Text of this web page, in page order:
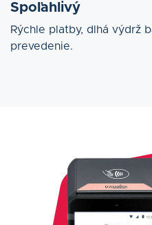
Spoľahlivý
Rýchle platby, dlhá výdrž
prevedenie.